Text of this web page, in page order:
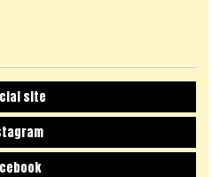
site